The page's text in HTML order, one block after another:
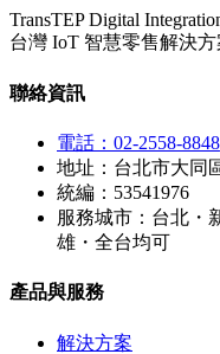
TransTEP Digital
台灣 IoT 智慧零售解決
聯絡資訊
電話：02-2558-8848
地址：台北市大同
統編：53541976
服務城市：台北・
雄・全台均可
產品與服務
解決方案